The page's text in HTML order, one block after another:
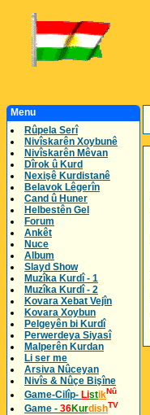
Menu
Rûpela Serî
Nivîskarên Xoybunê
Nivîskarên Mêvan
Dîrok û Kurd
Nexişê Kurdistanê
Belavok Lêgerîn
Cand û Huner
Helbestên Gel
Forum
Ankêt
Nuce
Album
Slayd Show
Muzîka Kurdî - 1
Muzîka Kurdî - 2
Kovara Xebat Vejîn
Kovara Xoybun
Pelgeyên bi Kurdî
Perwerdeya Siyasî
Malperên Kurdan
Li ser me
Arsiva Nûceyan
Nivîs & Nûçe Bişîne
Game-Cilîp- ListikNû
Game - 36KurdishTV